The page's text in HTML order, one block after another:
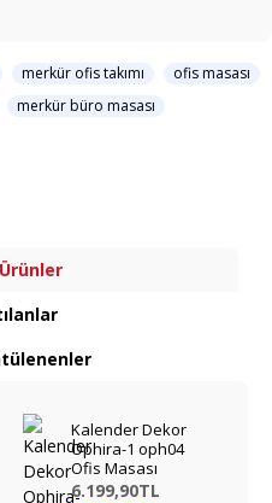
merkür ofis takımı
ofis masası
merkür büro masası
Kalender Dekor
Ophira-1 oph04
Ofis Masası
6.199,90TL